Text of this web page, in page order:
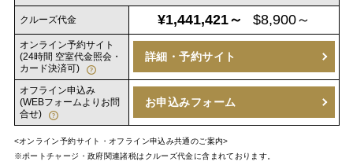
クルーズ代金 ¥1,441,421～ $8,900～
オンライン予約サイト
(24時間 空室代金照会・
カード決済可)
詳細・予約サイト
オフライン申込み
(WEBフォームよりお問
合せ)
お申込みフォーム
<オンライン予約サイト・オフライン申込み共通のご案内>
※ポートチャージ・政府関連諸税はクルーズ代金に含まれております。